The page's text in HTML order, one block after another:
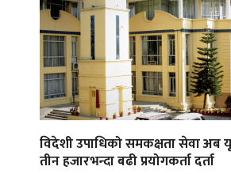
विदेशी उपाधिको समकक्षता सेवा अब
तीन हजारभन्दा बढी प्रयोगकर्ता दर्ता